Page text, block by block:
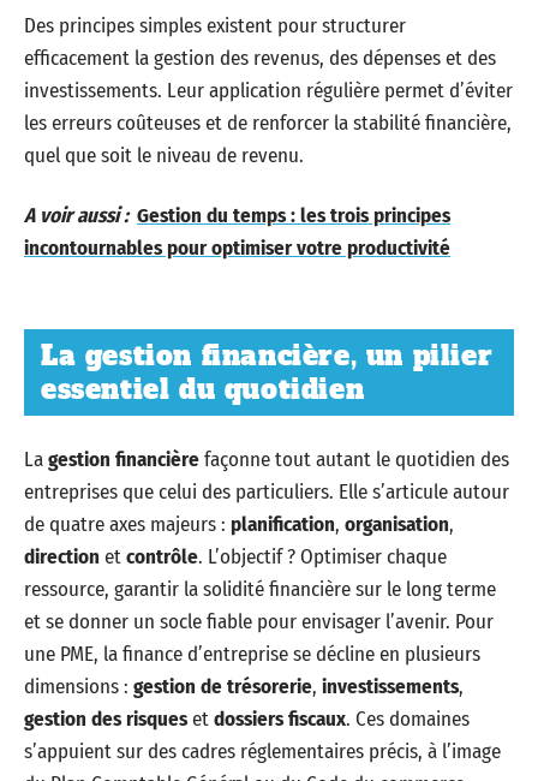
Des principes simples existent pour structurer
efficacement la gestion des revenus, des dépenses et des
investissements. Leur application régulière permet d’éviter
les erreurs coûteuses et de renforcer la stabilité financière,
quel que soit le niveau de revenu.
A voir aussi : Gestion du temps : les trois principes
incontournables pour optimiser votre productivité
La gestion financière, un pilier
essentiel du quotidien
Lagestion financièrefaçonne tout autant le quotidien des
entreprises que celui des particuliers. Elle s’articule autour
de quatre axes majeurs : planification, organisation,
direction etcontrôle. L’objectif ? Optimiser chaque
ressource, garantir la solidité financière sur le long terme
et se donner un socle fiable pour envisager l’avenir. Pour
une PME, la finance d’entreprise se décline en plusieurs
dimensions : gestion de trésorerie, investissements,
gestion des risquesetdossiers fiscaux. Ces domaines
s’appuient sur des cadres réglementaires précis, à l’image